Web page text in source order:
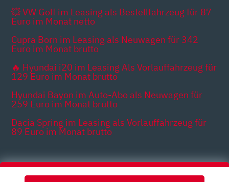
💥 VW Golf im Leasing als Bestellfahrzeug für 87
Euro im Monat netto
Cupra Born im Leasing als Neuwagen für 342
Euro im Monat brutto
🔥 Hyundai i20 im Leasing Als Vorlauffahrzeug für
129 Euro im Monat brutto
Hyundai Bayon im Auto-Abo als Neuwagen für
259 Euro im Monat brutto
Dacia Spring im Leasing als Vorlauffahrzeug für
89 Euro im Monat brutto